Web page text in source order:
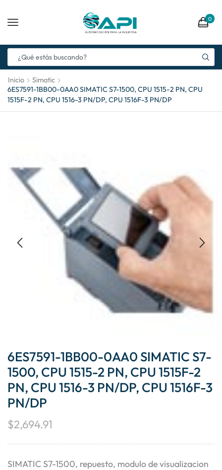
0
Inicio
Simatic
6ES7591-1BB00-0AA0 SIMATIC S7-1500, CPU 1515-2 PN, CPU
1515F-2 PN, CPU 1516-3 PN/DP, CPU 1516F-3 PN/DP
6ES7591-1BB00-0AA0 SIMATIC S7-
1500, CPU 1515-2 PN, CPU 1515F-2
PN, CPU 1516-3 PN/DP, CPU 1516F-3
PN/DP
$2,694.91
SIMATIC S7-1500, repuesto, modulo de visualizacion